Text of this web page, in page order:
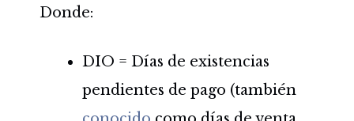
Donde:
DIO = Días de existencias
pendientes de pago (también